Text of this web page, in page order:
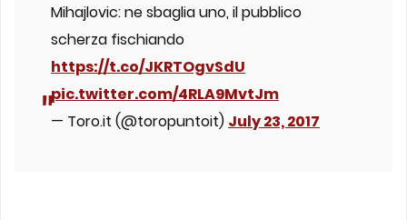
Mihajlovic: ne sbaglia uno, il pubblico
scherza fischiando
https://t.co/JKRTOgvSdU
pic.twitter.com/4RLA9MvtJm
— Toro.it (@toropuntoit) July 23, 2017